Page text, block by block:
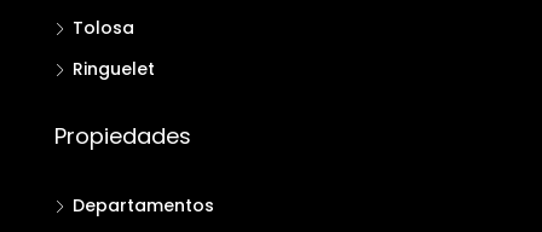
Tolosa
Ringuelet
Propiedades
Departamentos